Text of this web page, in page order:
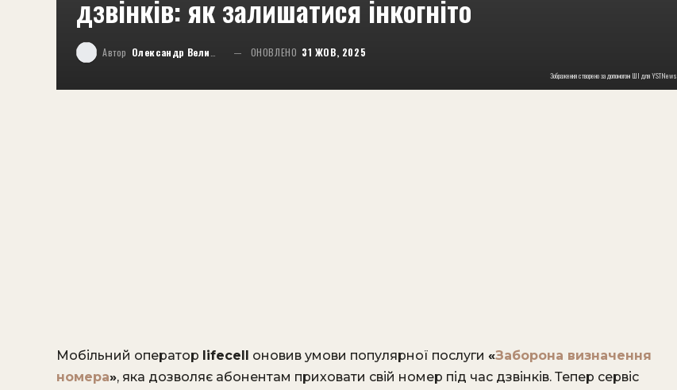
дзвінків: як залишатися інкогніто
Автор Олександр Великий ОНОВЛЕНО 31 ЖОВ, 2025
Зображення створено за допомогою ШІ для YSTNews
Мобільний оператор lifecell оновив умови популярної послуги «Заборона визначення
номера», яка дозволяє абонентам приховати свій номер під час дзвінків. Тепер сервіс